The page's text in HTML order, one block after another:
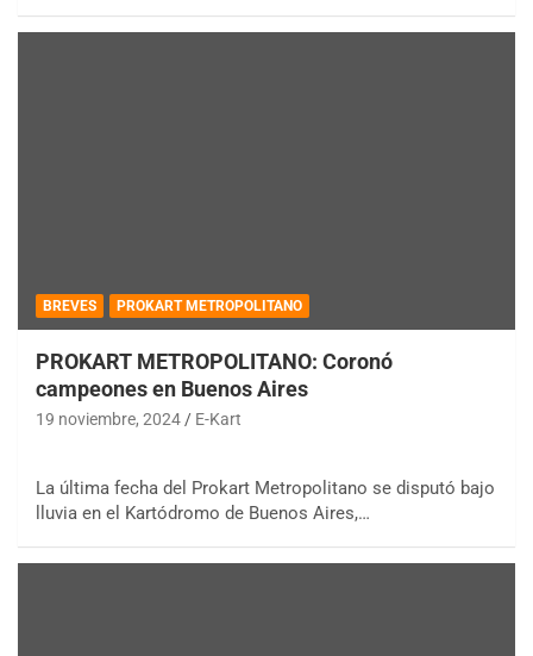
BREVES PROKART METROPOLITANO
PROKART METROPOLITANO: Coronó
campeones en Buenos Aires
19 noviembre, 2024 E-Kart
La última fecha del Prokart Metropolitano se disputó bajo
lluvia en el Kartódromo de Buenos Aires,…